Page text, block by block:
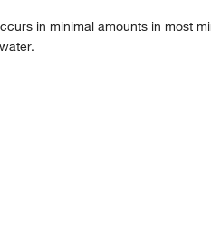
in minimal amounts in most